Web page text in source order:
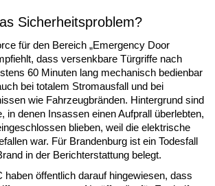
Sicherheitsproblem?
für den Bereich „Emergency Door
dass versenkbare Türgriffe nach
60 Minuten lang mechanisch bedienbar
bei totalem Stromausfall und bei
wie Fahrzeugbränden. Hintergrund sind
in denen Insassen einen Aufprall überlebten,
blieben, weil die elektrische
war. Für Brandenburg ist ein Todesfall
in der Berichterstattung belegt.
öffentlich darauf hingewiesen, dass